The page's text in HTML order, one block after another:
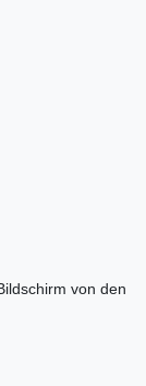
von den